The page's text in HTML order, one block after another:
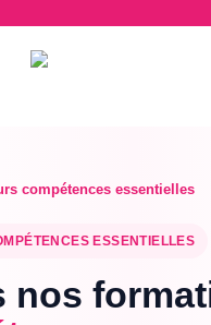
compétences essentielles
ESSENTIELLES
nos